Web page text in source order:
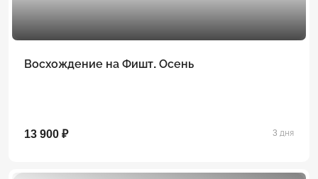
Восхождение на Фишт. Осень
13 900 ₽ 3 дня